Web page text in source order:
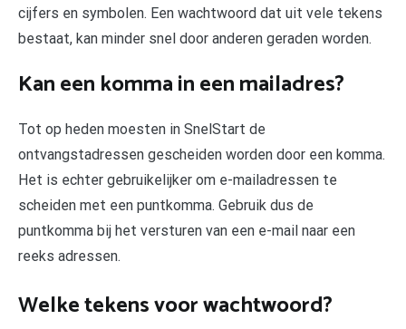
cijfers en symbolen. Een wachtwoord dat uit vele tekens
bestaat, kan minder snel door anderen geraden worden.
Kan een komma in een mailadres?
Tot op heden moesten in SnelStart de
ontvangstadressen gescheiden worden door een komma.
Het is echter gebruikelijker om e-mailadressen te
scheiden met een puntkomma. Gebruik dus de
puntkomma bij het versturen van een e-mail naar een
reeks adressen.
Welke tekens voor wachtwoord?